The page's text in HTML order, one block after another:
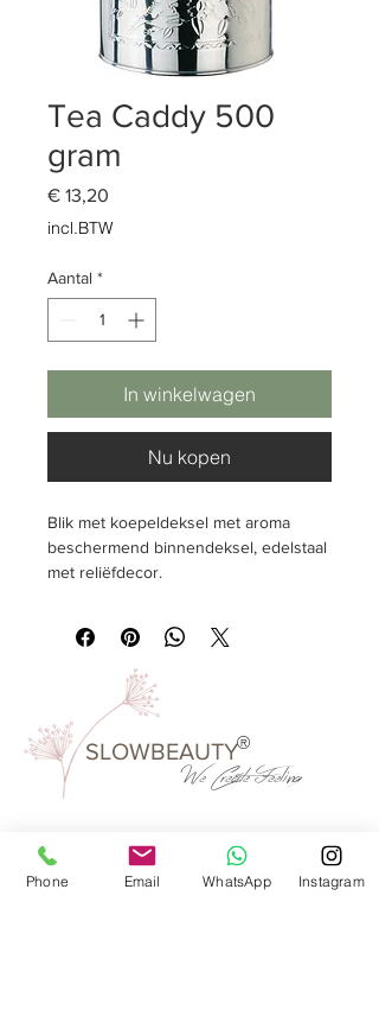
Tea Caddy 500
gram
€ 13,20
incl.BTW
Aantal *
In winkelwagen
Nu kopen
Blik met koepeldeksel met aroma
beschermend binnendeksel, edelstaal
met reliëfdecor.
Afmeting
rond, Ø 130 mm, hoogte 180 mm.
SLOWBEAUTY
We CreateFeeling
®
Waarom SlowBeauty
Phone Email WhatsApp Instagram